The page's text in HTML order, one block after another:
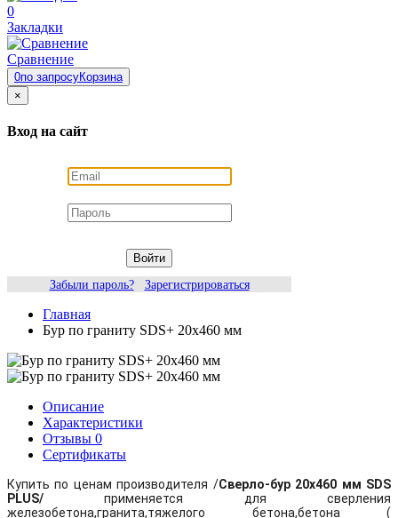
0
Закладки
Сравнение
0по запросуКорзина
×
Вход на сайт
Войти
Забыли пароль?
Зарегистрироваться
Главная
Бур по граниту SDS+ 20х460 мм
Описание
Характеристики
Отзывы 0
Сертификаты
Купить по ценам производителя /Сверло-бур 20х460 мм SDS
PLUS/ применяется для сверления
железобетона,гранита,тяжелого бетона,бетона (